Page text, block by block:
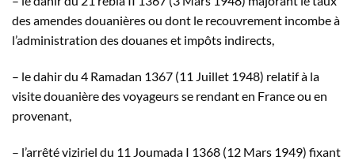
des amendes douanières ou dont le recouvrement incombe à
l’administration des douanes et impôts indirects,
– le dahir du 4 Ramadan 1367 (11 Juillet 1948) relatif à la
visite douanière des voyageurs se rendant en France ou en
provenant,
– l’arrêté viziriel du 11 Joumada I 1368 (12 Mars 1949) fixant